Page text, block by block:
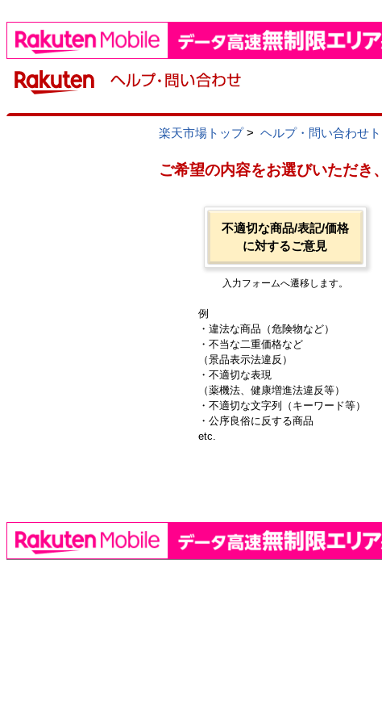
楽天市場トップ> ヘルプ・問い合わせ
ご希望の内容をお選びいただき
不適切な商品/表記/価格
に対するご意見
入力フォームへ遷移します。
例
・違法な商品（危険物など）
・不当な二重価格など
（景品表示法違反）
・不適切な表現
（薬機法、健康増進法違反等）
・不適切な文字列（キーワード等）
・公序良俗に反する商品
etc.